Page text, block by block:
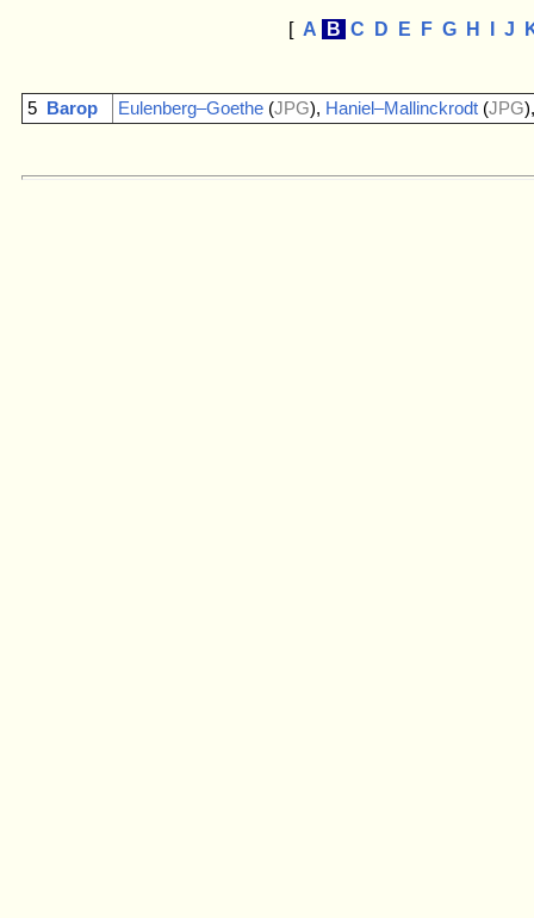
[ A B C D E F G H J
5 Barop Eulenberg–Goethe (JPG), Haniel–Mallinckrodt (JPG